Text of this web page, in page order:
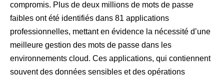
compromis. Plus de deux millions de mots de passe
faibles ont été identifiés dans 81 applications
professionnelles, mettant en évidence la nécessité d’une
meilleure gestion des mots de passe dans les
environnements cloud. Ces applications, qui contiennent
souvent des données sensibles et des opérations